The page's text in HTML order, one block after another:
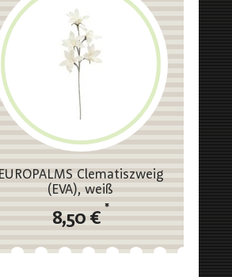
EUROPALMS Clematiszweig
(EVA), weiß
8,50 €
*